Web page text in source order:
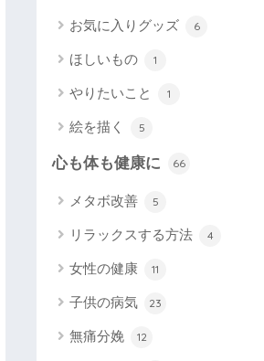
お気に入りグッズ 6
ほしいもの 1
やりたいこと 1
絵を描く 5
心も体も健康に 66
メタボ改善 5
リラックスする方法 4
女性の健康 11
子供の病気 23
無痛分娩 12